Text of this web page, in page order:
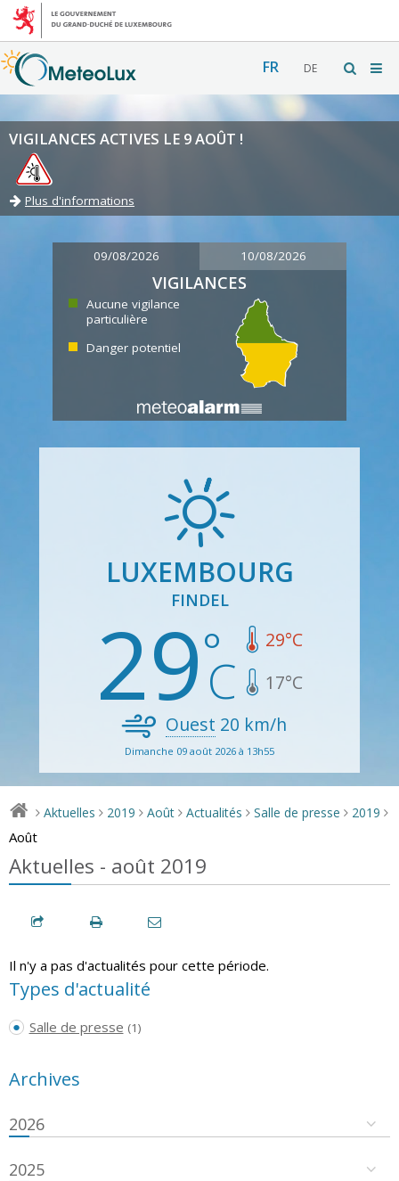
FR DE
VIGILANCES ACTIVES LE 9 AOÛT !
Plus d'informations
09/08/2026 10/08/2026
VIGILANCES
Aucune vigilance
particulière
Danger potentiel
LUXEMBOURG
FINDEL
29 29°C
17°C
Ouest 20 km/h
Dimanche 09 août 2026 à 13h55
> Aktuelles > 2019 > Août > Actualités > Salle de presse > 2019 >
Août
Aktuelles - août 2019
Il n'y a pas d'actualités pour cette période.
Types d'actualité
Salle de presse (1)
Archives
2026
2025